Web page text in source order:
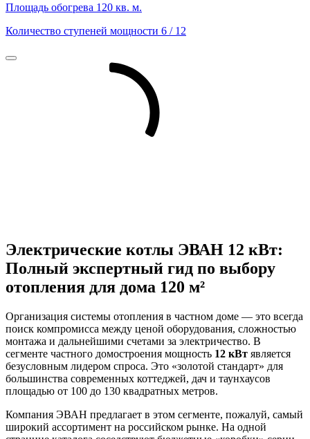
Площадь обогрева 120 кв. м.
Количество ступеней мощности 6 / 12
Электрические котлы ЭВАН 12 кВт:
Полный экспертный гид по выбору
отопления для дома 120 м²
Организация системы отопления в частном доме — это всегда
поиск компромисса между ценой оборудования, сложностью
монтажа и дальнейшими счетами за электричество. В
сегменте частного домостроения мощность 12 кВт является
безусловным лидером спроса. Это «золотой стандарт» для
большинства современных коттеджей, дач и таунхаусов
площадью от 100 до 130 квадратных метров.
Компания ЭВАН предлагает в этом сегменте, пожалуй, самый
широкий ассортимент на российском рынке. На одной